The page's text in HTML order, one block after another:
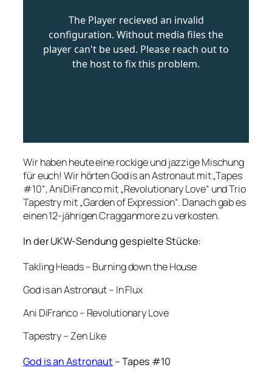
Wir haben heute eine rockige und jazzige Mischung
für euch! Wir hörten God is an Astronaut mit „Tapes
#10“, AniDiFranco mit „Revolutionary Love“ und Trio
Tapestry mit „Garden of Expression“. Danach gab es
einen 12-jährigen Cragganmore zu verkosten.
In der UKW-Sendung gespielte Stücke:
Takling Heads – Burning down the House
God is an Astronaut – In Flux
Ani DiFranco – Revolutionary Love
Tapestry – Zen Like
God is an Astronaut – Tapes #10